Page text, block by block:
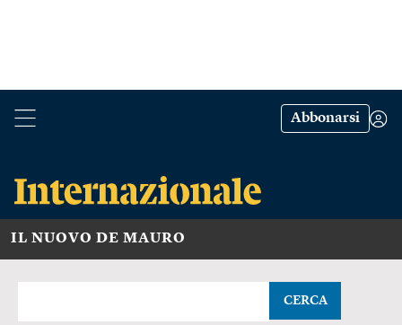
Abbonarsi
IL NUOVO DE MAURO
CERCA